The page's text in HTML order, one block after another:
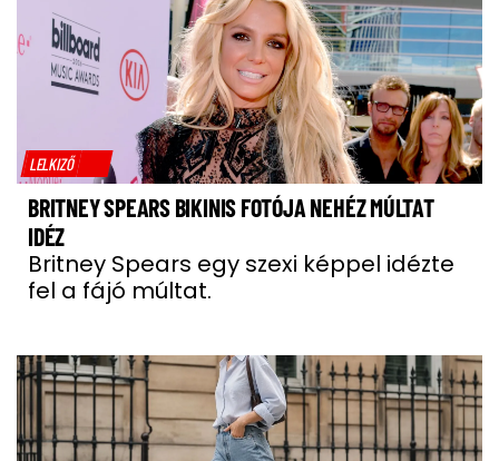
LELKIZŐ
BRITNEY SPEARS BIKINIS FOTÓJA NEHÉZ MÚLTAT
IDÉZ
Britney Spears egy szexi képpel idézte
fel a fájó múltat.